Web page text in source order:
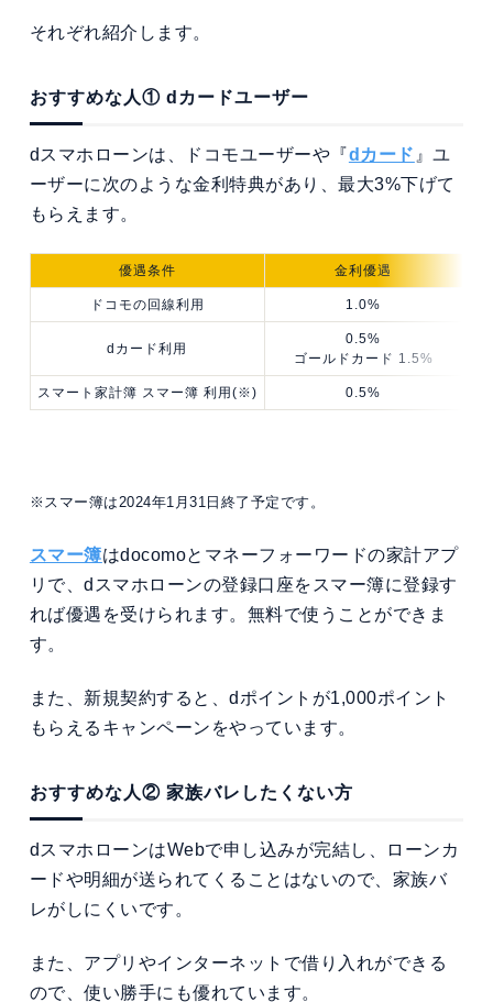
それぞれ紹介します。
おすすめな人① dカードユーザー
dスマホローンは、ドコモユーザーや『dカード 』ユ
ーザーに次のような金利特典があり、最大3%下げて
もらえます。
優遇条件 金利優遇
ドコモの回線利用 1.0%
dカード利用
0.5%
ゴールドカード 1.5%
スマート家計簿 スマー簿 利用(※) 0.5%
※スマー簿は2024年1月31日終了予定です。
スマー簿はdocomoとマネーフォーワードの家計アプ
リで、dスマホローンの登録口座をスマー簿に登録す
れば優遇を受けられます。無料で使うことができま
す。
また、新規契約すると、dポイントが1,000ポイント
もらえるキャンペーンをやっています。
おすすめな人② 家族バレしたくない方
dスマホローンはWebで申し込みが完結し、ローンカ
ードや明細が送られてくることはないので、家族バ
レがしにくいです。
また、アプリやインターネットで借り入れができる
ので、使い勝手にも優れています。